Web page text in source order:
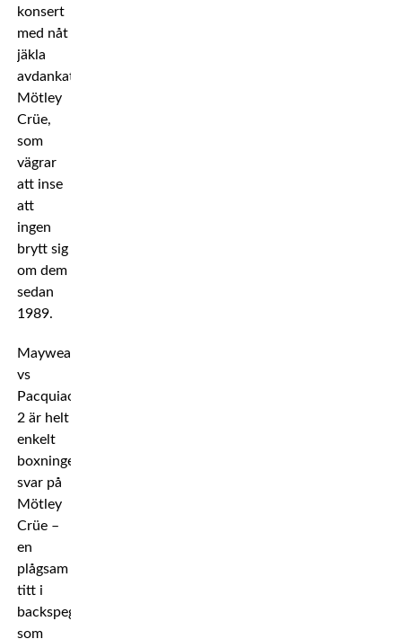
konsert
med nåt
jäkla
avdankat
Mötley
Crüe,
som
vägrar
att inse
att
ingen
brytt sig
om dem
sedan
1989.
Mayweather
vs
Pacquiao
2 är helt
enkelt
boxningens
svar på
Mötley
Crüe –
en
plågsam
titt i
backspegeln
som